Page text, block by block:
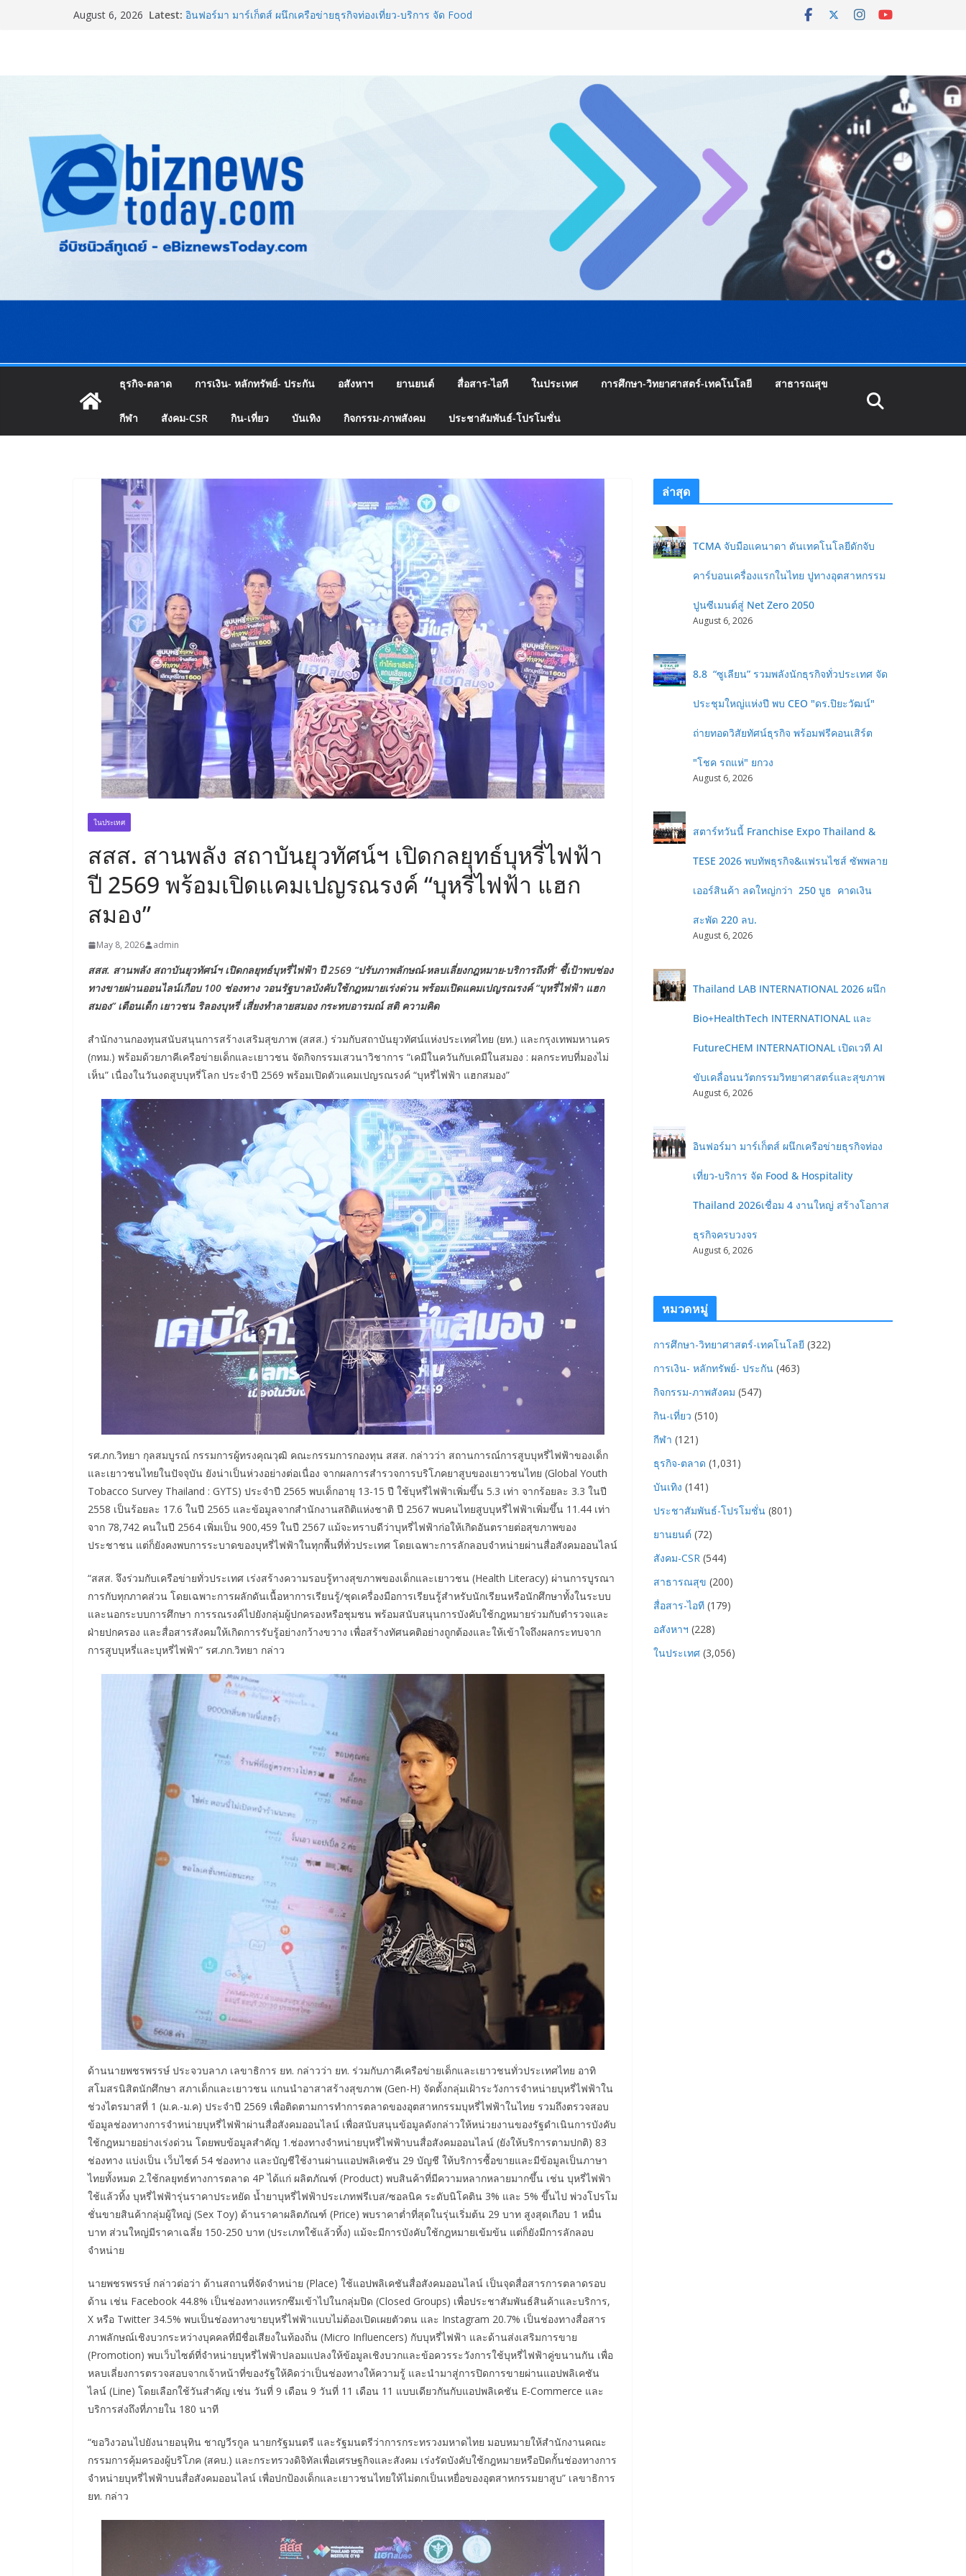
August 6, 2026 Latest: Thailand LAB INTERNATIONAL 2026 ผนึก Bio+HealthTech
“โชค รถแห่” ยกวง
สตาร์ทวันนี้ Franchise Expo Thailand & TESE 2026 พบทัพ
ธุรกิจ&แฟรนไชส์ ซัพพลายเออร์สินค้า ลดใหญ่กว่า 250 บูธ คาด
เงินสะพัด 220 ลบ.
ธุรกิจ-ตลาด การเงิน- หลักทรัพย์- ประกัน อสังหาฯ ยานยนต์ สื่อสาร-ไอที ในประเทศ การศึกษา-วิทยาศาสตร์-เทคโนโลยี สาธารณสุข
กีฬา สังคม-CSR กิน-เที่ยว บันเทิง กิจกรรม-ภาพสังคม ประชาสัมพันธ์-โปรโมชั่น
ในประเทศ
สสส. สานพลัง สถาบันยุวทัศน์ฯ เปิดกลยุทธ์บุหรี่ไฟฟ้า
ปี 2569 พร้อมเปิดแคมเปญรณรงค์ “บุหรี่ไฟฟ้า แฮก
สมอง”
May 8, 2026 admin
สสส. สานพลัง สถาบันยุวทัศน์ฯ เปิดกลยุทธ์บุหรี่ไฟฟ้า ปี 2569 “ปรับภาพลักษณ์-หลบเลี่ยงกฎหมาย-บริการถึงที่” ชี้เป้าพบช่อง
ทางขายผ่านออนไลน์เกือบ 100 ช่องทาง วอนรัฐบาลบังคับใช้กฎหมายเร่งด่วน พร้อมเปิดแคมเปญรณรงค์ “บุหรี่ไฟฟ้า แฮก
สมอง” เตือนเด็ก เยาวชน ริลองบุหรี่ เสี่ยงทำลายสมอง กระทบอารมณ์ สติ ความคิด
สำนักงานกองทุนสนับสนุนการสร้างเสริมสุขภาพ (สสส.) ร่วมกับสถาบันยุวทัศน์แห่งประเทศไทย (ยท.) และกรุงเทพมหานคร
(กทม.) พร้อมด้วยภาคีเครือข่ายเด็กและเยาวชน จัดกิจกรรมเสวนาวิชาการ “เคมีในควันกับเคมีในสมอง : ผลกระทบที่มองไม่
เห็น” เนื่องในวันงดสูบบุหรี่โลก ประจำปี 2569 พร้อมเปิดตัวแคมเปญรณรงค์ “บุหรี่ไฟฟ้า แฮกสมอง”
รศ.ภก.วิทยา กุลสมบูรณ์ กรรมการผู้ทรงคุณวุฒิ คณะกรรมการกองทุน สสส. กล่าวว่า สถานการณ์การสูบบุหรี่ไฟฟ้าของเด็ก
และเยาวชนไทยในปัจจุบัน ยังน่าเป็นห่วงอย่างต่อเนื่อง จากผลการสำรวจการบริโภคยาสูบของเยาวชนไทย (Global Youth
Tobacco Survey Thailand : GYTS) ประจำปี 2565 พบเด็กอายุ 13-15 ปี ใช้บุหรี่ไฟฟ้าเพิ่มขึ้น 5.3 เท่า จากร้อยละ 3.3 ในปี
2558 เป็นร้อยละ 17.6 ในปี 2565 และข้อมูลจากสำนักงานสถิติแห่งชาติ ปี 2567 พบคนไทยสูบบุหรี่ไฟฟ้าเพิ่มขึ้น 11.44 เท่า
จาก 78,742 คนในปี 2564 เพิ่มเป็น 900,459 ในปี 2567 แม้จะทราบดีว่าบุหรี่ไฟฟ้าก่อให้เกิดอันตรายต่อสุขภาพของ
ประชาชน แต่ก็ยังคงพบการระบาดของบุหรี่ไฟฟ้าในทุกพื้นที่ทั่วประเทศ โดยเฉพาะการลักลอบจำหน่ายผ่านสื่อสังคมออนไลน์
“สสส. จึงร่วมกับเครือข่ายทั่วประเทศ เร่งสร้างความรอบรู้ทางสุขภาพของเด็กและเยาวชน (Health Literacy) ผ่านการบูรณา
การกับทุกภาคส่วน โดยเฉพาะการผลักดันเนื้อหาการเรียนรู้/ชุดเครื่องมือการเรียนรู้สำหรับนักเรียนหรือนักศึกษาทั้งในระบบ
และนอกระบบการศึกษา การรณรงค์ไปยังกลุ่มผู้ปกครองหรือชุมชน พร้อมสนับสนุนการบังคับใช้กฎหมายร่วมกับตำรวจและ
ฝ่ายปกครอง และสื่อสารสังคมให้เกิดการรับรู้อย่างกว้างขวาง เพื่อสร้างทัศนคติอย่างถูกต้องและให้เข้าใจถึงผลกระทบจาก
การสูบบุหรี่และบุหรี่ไฟฟ้า” รศ.ภก.วิทยา กล่าว
ด้านนายพชรพรรษ์ ประจวบลาภ เลขาธิการ ยท. กล่าวว่า ยท. ร่วมกับภาคีเครือข่ายเด็กและเยาวชนทั่วประเทศไทย อาทิ
สโมสรนิสิตนักศึกษา สภาเด็กและเยาวชน แกนนำอาสาสร้างสุขภาพ (Gen-H) จัดตั้งกลุ่มเฝ้าระวังการจำหน่ายบุหรี่ไฟฟ้าใน
ช่วงไตรมาสที่ 1 (ม.ค.-ม.ค) ประจำปี 2569 เพื่อติดตามการทำการตลาดของอุตสาหกรรมบุหรี่ไฟฟ้าในไทย รวมถึงตรวจสอบ
ข้อมูลช่องทางการจำหน่ายบุหรี่ไฟฟ้าผ่านสื่อสังคมออนไลน์ เพื่อสนับสนุนข้อมูลดังกล่าวให้หน่วยงานของรัฐดำเนินการบังคับ
ใช้กฎหมายอย่างเร่งด่วน โดยพบข้อมูลสำคัญ 1.ช่องทางจำหน่ายบุหรี่ไฟฟ้าบนสื่อสังคมออนไลน์ (ยังให้บริการตามปกติ) 83
ช่องทาง แบ่งเป็น เว็บไซต์ 54 ช่องทาง และบัญชีใช้งานผ่านแอปพลิเคชัน 29 บัญชี ให้บริการซื้อขายและมีข้อมูลเป็นภาษา
ไทยทั้งหมด 2.ใช้กลยุทธ์ทางการตลาด 4P ได้แก่ ผลิตภัณฑ์ (Product) พบสินค้าที่มีความหลากหลายมากขึ้น เช่น บุหรี่ไฟฟ้า
ใช้แล้วทิ้ง บุหรี่ไฟฟ้ารุ่นราคาประหยัด น้ำยาบุหรี่ไฟฟ้าประเภทฟรีเบส/ซอลนิค ระดับนิโคติน 3% และ 5% ขึ้นไป พ่วงโปรโม
ชั่นขายสินค้ากลุ่มผู้ใหญ่ (Sex Toy) ด้านราคาผลิตภัณฑ์ (Price) พบราคาต่ำที่สุดในรุ่นเริ่มต้น 29 บาท สูงสุดเกือบ 1 หมื่น
บาท ส่วนใหญ่มีราคาเฉลี่ย 150-250 บาท (ประเภทใช้แล้วทิ้ง) แม้จะมีการบังคับใช้กฎหมายเข้มข้น แต่ก็ยังมีการลักลอบ
จำหน่าย
นายพชรพรรษ์ กล่าวต่อว่า ด้านสถานที่จัดจำหน่าย (Place) ใช้แอปพลิเคชันสื่อสังคมออนไลน์ เป็นจุดสื่อสารการตลาดรอบ
ด้าน เช่น Facebook 44.8% เป็นช่องทางแทรกซึมเข้าไปในกลุ่มปิด (Closed Groups) เพื่อประชาสัมพันธ์สินค้าและบริการ,
X หรือ Twitter 34.5% พบเป็นช่องทางขายบุหรี่ไฟฟ้าแบบไม่ต้องเปิดเผยตัวตน และ Instagram 20.7% เป็นช่องทางสื่อสาร
ภาพลักษณ์เชิงบวกระหว่างบุคคลที่มีชื่อเสียงในท้องถิ่น (Micro Influencers) กับบุหรี่ไฟฟ้า และด้านส่งเสริมการขาย
(Promotion) พบเว็บไซต์ที่จำหน่ายบุหรี่ไฟฟ้าปลอมแปลงให้ข้อมูลเชิงบวกและข้อควรระวังการใช้บุหรี่ไฟฟ้าคู่ขนานกัน เพื่อ
หลบเลี่ยงการตรวจสอบจากเจ้าหน้าที่ของรัฐให้คิดว่าเป็นช่องทางให้ความรู้ และนำมาสู่การปิดการขายผ่านแอปพลิเคชัน
ไลน์ (Line) โดยเลือกใช้วันสำคัญ เช่น วันที่ 9 เดือน 9 วันที่ 11 เดือน 11 แบบเดียวกันกับแอปพลิเคชัน E-Commerce และ
บริการส่งถึงที่ภายใน 180 นาที
“ขอวิงวอนไปยังนายอนุทิน ชาญวีรกูล นายกรัฐมนตรี และรัฐมนตรีว่าการกระทรวงมหาดไทย มอบหมายให้สำนักงานคณะ
กรรมการคุ้มครองผู้บริโภค (สคบ.) และกระทรวงดิจิทัลเพื่อเศรษฐกิจและสังคม เร่งรัดบังคับใช้กฎหมายหรือปิดกั้นช่องทางการ
จำหน่ายบุหรี่ไฟฟ้าบนสื่อสังคมออนไลน์ เพื่อปกป้องเด็กและเยาวชนไทยให้ไม่ตกเป็นเหยื่อของอุตสาหกรรมยาสูบ” เลขาธิการ
ยท. กล่าว
ล่าสุด
TCMA จับมือแคนาดา ดันเทคโนโลยีดักจับ
คาร์บอนเครื่องแรกในไทย ปูทางอุตสาหกรรม
ปูนซีเมนต์สู่ Net Zero 2050
August 6, 2026
8.8 “ซูเลียน” รวมพลังนักธุรกิจทั่วประเทศ จัด
ประชุมใหญ่แห่งปี พบ CEO "ดร.ปิยะวัฒน์"
ถ่ายทอดวิสัยทัศน์ธุรกิจ พร้อมฟรีคอนเสิร์ต
"โชค รถแห่" ยกวง
August 6, 2026
สตาร์ทวันนี้ Franchise Expo Thailand &
TESE 2026 พบทัพธุรกิจ&แฟรนไชส์ ซัพพลาย
เออร์สินค้า ลดใหญ่กว่า 250 บูธ คาดเงิน
สะพัด 220 ลบ.
August 6, 2026
Thailand LAB INTERNATIONAL 2026 ผนึก
Bio+HealthTech INTERNATIONAL และ
FutureCHEM INTERNATIONAL เปิดเวที AI
ขับเคลื่อนนวัตกรรมวิทยาศาสตร์และสุขภาพ
August 6, 2026
อินฟอร์มา มาร์เก็ตส์ ผนึกเครือข่ายธุรกิจท่อง
เที่ยว-บริการ จัด Food & Hospitality
Thailand 2026เชื่อม 4 งานใหญ่ สร้างโอกาส
ธุรกิจครบวงจร
August 6, 2026
หมวดหมู่
การศึกษา-วิทยาศาสตร์-เทคโนโลยี (322)
การเงิน- หลักทรัพย์- ประกัน (463)
กิจกรรม-ภาพสังคม (547)
กิน-เที่ยว (510)
กีฬา (121)
ธุรกิจ-ตลาด (1,031)
บันเทิง (141)
ประชาสัมพันธ์-โปรโมชั่น (801)
ยานยนต์ (72)
สังคม-CSR (544)
สาธารณสุข (200)
สื่อสาร-ไอที (179)
อสังหาฯ (228)
ในประเทศ (3,056)